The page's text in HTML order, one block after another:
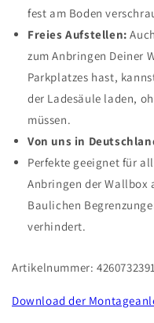
fest am Boden
Freies Aufstellen:
zum Anbringen Deiner
Parkplatzes hast,
der Ladesäule laden,
müssen.
Von uns in
Perfekte geeignet für
Anbringen der Wallbox
Baulichen
verhindert.
Artikelnummer:
Download der